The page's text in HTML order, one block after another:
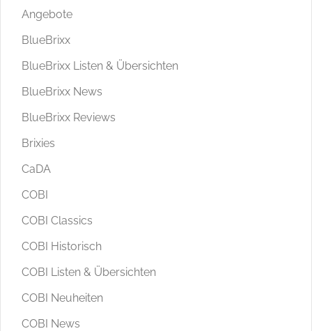
Angebote
BlueBrixx
BlueBrixx Listen & Übersichten
BlueBrixx News
BlueBrixx Reviews
Brixies
CaDA
COBI
COBI Classics
COBI Historisch
COBI Listen & Übersichten
COBI Neuheiten
COBI News